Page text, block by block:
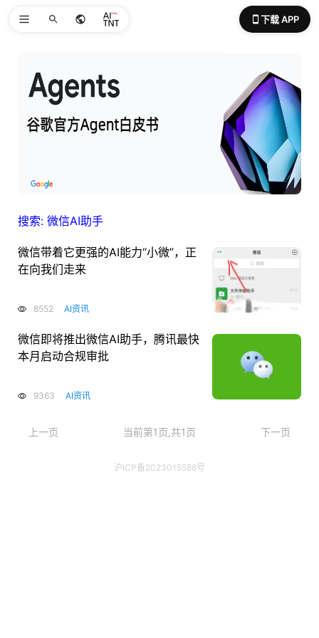
下载 APP
搜索: 微信AI助手
微信带着它更强的AI能力“小微”，正
在向我们走来
8552 AI资讯
微信即将推出微信AI助手，腾讯最快
本月启动合规审批
9363 AI资讯
上一页 当前第1页,共1页 下一页
沪ICP备2023015588号